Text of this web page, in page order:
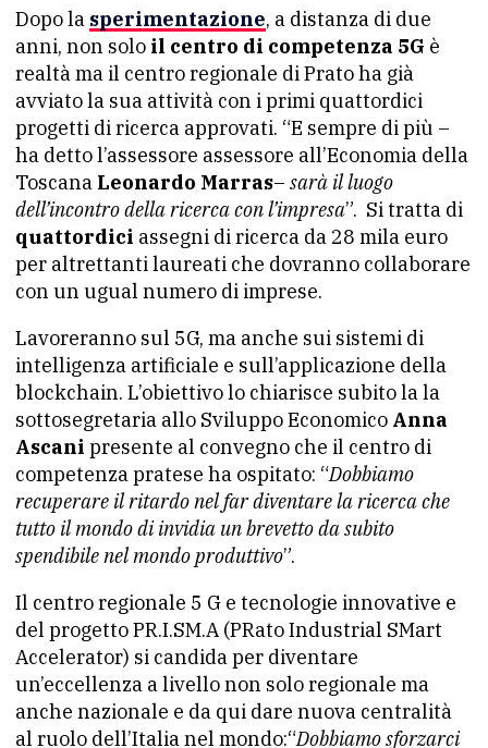
Dopo la sperimentazione, a distanza di due
anni, non solo il centro di competenza 5G è
realtà ma il centro regionale di Prato ha già
avviato la sua attività con i primi quattordici
progetti di ricerca approvati. “E sempre di più –
ha detto l’assessore assessore all’Economia della
Toscana Leonardo Marras– sarà il luogo
dell’incontro della ricerca con l’impresa”. Si tratta di
quattordici assegni di ricerca da 28 mila euro
per altrettanti laureati che dovranno collaborare
con un ugual numero di imprese.
Lavoreranno sul 5G, ma anche sui sistemi di
intelligenza artificiale e sull’applicazione della
blockchain. L’obiettivo lo chiarisce subito la la
sottosegretaria allo Sviluppo Economico Anna
Ascani presente al convegno che il centro di
competenza pratese ha ospitato: “Dobbiamo
recuperare il ritardo nel far diventare la ricerca che
tutto il mondo di invidia un brevetto da subito
spendibile nel mondo produttivo”.
Il centro regionale 5 G e tecnologie innovative e
del progetto PR.I.SM.A (PRato Industrial SMart
Accelerator) si candida per diventare
un’eccellenza a livello non solo regionale ma
anche nazionale e da qui dare nuova centralità
al ruolo dell’Italia nel mondo:“Dobbiamo sforzarci